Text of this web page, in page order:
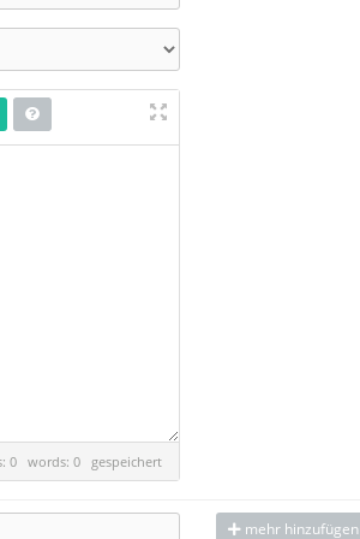
0 words: 0 gespeichert
mehr hinzufügen